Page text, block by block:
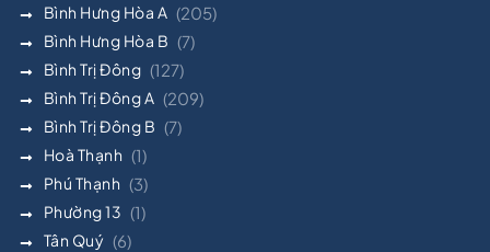
Bình Hưng Hòa A (205)
Bình Hưng Hòa B (7)
Bình Trị Đông (127)
Bình Trị Đông A (209)
Bình Trị Đông B (7)
Hoà Thạnh (1)
Phú Thạnh (3)
Phường 13 (1)
Tân Quý (6)